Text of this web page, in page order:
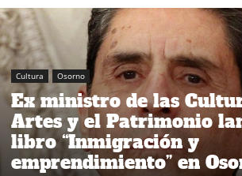
Cultura Osorno
Ex ministro de las
Artes y el Patrimonio
libro “Inmigración y
emprendimiento” en